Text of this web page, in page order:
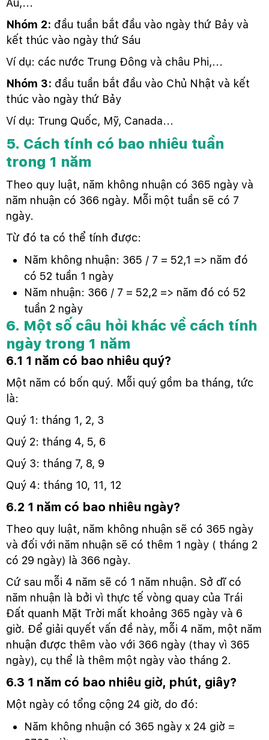
Âu,...
Nhóm 2: đầu tuần bắt đầu vào ngày thứ Bảy và
kết thúc vào ngày thứ Sáu
Ví dụ: các nước Trung Đông và châu Phi,...
Nhóm 3: đầu tuần bắt đầu vào Chủ Nhật và kết
thúc vào ngày thứ Bảy
Ví dụ: Trung Quốc, Mỹ, Canada...
5. Cách tính có bao nhiêu tuần
trong 1 năm
Theo quy luật, năm không nhuận có 365 ngày và
năm nhuận có 366 ngày. Mỗi một tuần sẽ có 7
ngày.
Từ đó ta có thể tính được:
Năm không nhuận: 365 / 7 = 52,1 => năm đó
có 52 tuần 1 ngày
Năm nhuận: 366 / 7 = 52,2 => năm đó có 52
tuần 2 ngày
6. Một số câu hỏi khác về cách tính
ngày trong 1 năm
6.1 1 năm có bao nhiêu quý?
Một năm có bốn quý. Mỗi quý gồm ba tháng, tức
là:
Quý 1: tháng 1, 2, 3
Quý 2: tháng 4, 5, 6
Quý 3: tháng 7, 8, 9
Quý 4: tháng 10, 11, 12
6.2 1 năm có bao nhiêu ngày?
Theo quy luật, năm không nhuận sẽ có 365 ngày
và đối với năm nhuận sẽ có thêm 1 ngày ( tháng 2
có 29 ngày) là 366 ngày.
Cứ sau mỗi 4 năm sẽ có 1 năm nhuận. Sở dĩ có
năm nhuận là bởi vì thực tế vòng quay của Trái
Đất quanh Mặt Trời mất khoảng 365 ngày và 6
giờ. Để giải quyết vấn đề này, mỗi 4 năm, một năm
nhuận được thêm vào với 366 ngày (thay vì 365
ngày), cụ thể là thêm một ngày vào tháng 2.
6.3 1 năm có bao nhiêu giờ, phút, giây?
Một ngày có tổng cộng 24 giờ, do đó:
Năm không nhuận có 365 ngày x 24 giờ =